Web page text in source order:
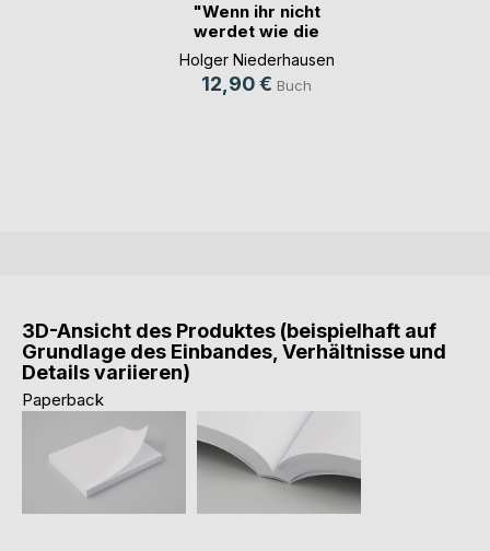
"Wenn ihr nicht
werdet wie die
Mäd(...)
Holger Niederhausen
12,90 € Buch
3D-Ansicht des Produktes (beispielhaft auf
Grundlage des Einbandes, Verhältnisse und
Details variieren)
Paperback